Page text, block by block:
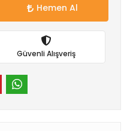
Hemen Al
Güvenli Alışveriş